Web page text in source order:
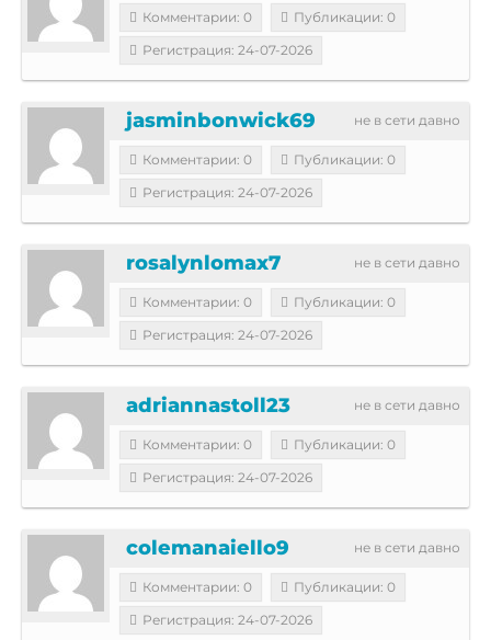
Комментарии: 0
Публикации: 0
Регистрация: 24-07-2026
не в сети давно
jasminbonwick69
Комментарии: 0
Публикации: 0
Регистрация: 24-07-2026
не в сети давно
rosalynlomax7
Комментарии: 0
Публикации: 0
Регистрация: 24-07-2026
не в сети давно
adriannastoll23
Комментарии: 0
Публикации: 0
Регистрация: 24-07-2026
не в сети давно
colemanaiello9
Комментарии: 0
Публикации: 0
Регистрация: 24-07-2026